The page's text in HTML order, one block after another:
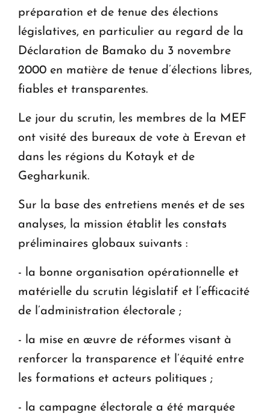
préparation et de tenue des élections
législatives, en particulier au regard de la
Déclaration de Bamako du 3 novembre
2000 en matière de tenue d’élections libres,
fiables et transparentes.
Le jour du scrutin, les membres de la MEF
ont visité des bureaux de vote à Erevan et
dans les régions du Kotayk et de
Gegharkunik.
Sur la base des entretiens menés et de ses
analyses, la mission établit les constats
préliminaires globaux suivants :
- la bonne organisation opérationnelle et
matérielle du scrutin législatif et l’efficacité
de l’administration électorale ;
- la mise en œuvre de réformes visant à
renforcer la transparence et l’équité entre
les formations et acteurs politiques ;
- la campagne électorale a été marquée